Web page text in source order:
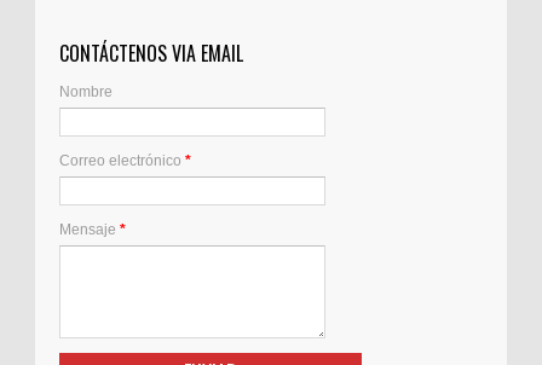
CONTÁCTENOS VIA EMAIL
Nombre
Correo electrónico *
Mensaje *